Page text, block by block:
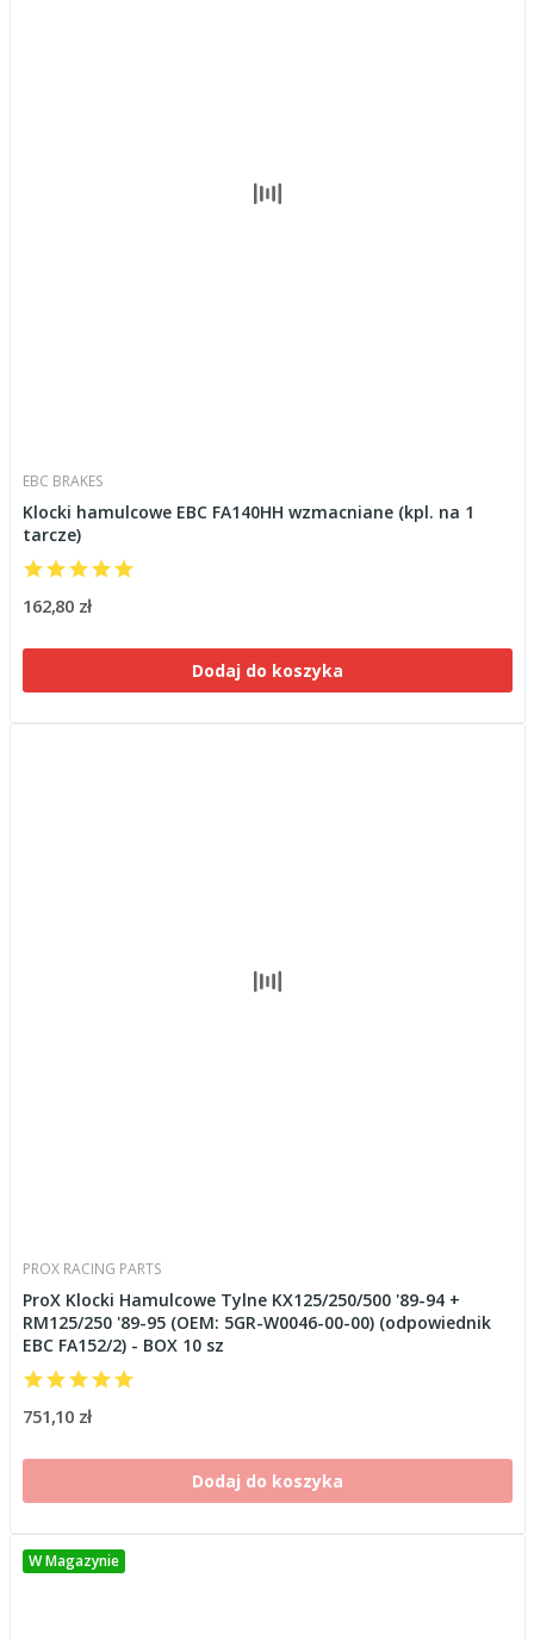
EBC BRAKES
Klocki hamulcowe EBC FA140HH wzmacniane (kpl. na 1
tarcze)
162,80 zł
Dodaj do koszyka
PROX RACING PARTS
ProX Klocki Hamulcowe Tylne KX125/250/500 '89-94 +
RM125/250 '89-95 (OEM: 5GR-W0046-00-00) (odpowiednik
EBC FA152/2) - BOX 10 sz
751,10 zł
Dodaj do koszyka
W Magazynie